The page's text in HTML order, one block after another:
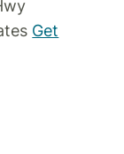
Get